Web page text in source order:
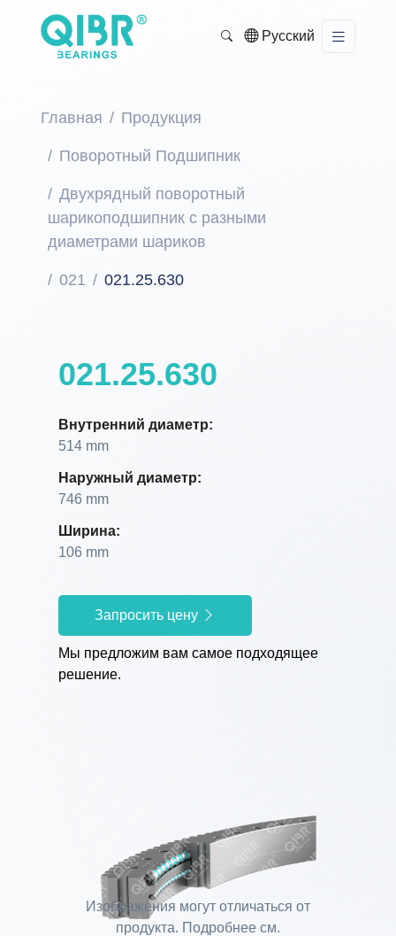
Русский
Главная Продукция
Поворотный Подшипник
Двухрядный поворотный
шарикоподшипник с разными
диаметрами шариков
021 021.25.630
021.25.630
Внутренний диаметр:
514 mm
Наружный диаметр:
746 mm
Ширина:
106 mm
Запросить цену
Мы предложим вам самое подходящее
решение.
Изображения могут отличаться от
продукта. Подробнее см.